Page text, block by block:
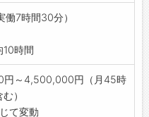
等もお任せいたします。
配属。
。メンバー 5名。パート3
が多く、落ち着いた雰囲
7時間30分）
10時間
円～4,500,000円（月45時
）
て変動